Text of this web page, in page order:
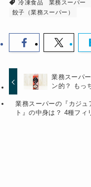
冷凍食品
業務スーパー
餃子（業務スーパー）
業務スーパ
ン的？ もっ
業務スーパーの『カジュ
ト』の中身は？ 4種フ